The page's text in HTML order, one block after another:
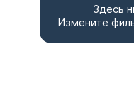
Здесь
Измените